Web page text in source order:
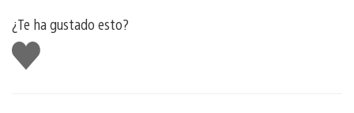
¿Te ha gustado esto?
Me
gusta